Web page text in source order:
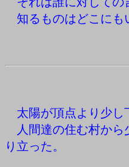
知るものはどこにも
太陽が頂点より少し
人間達の住む村から
り立った。